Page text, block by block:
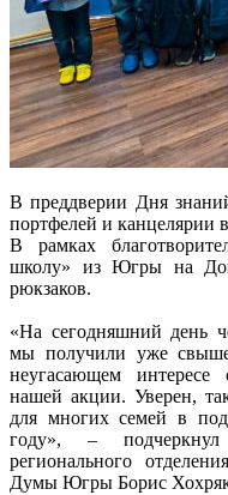
В преддверии Дня
портфелей и
В рамках
школу» из Югры на
рюкзаков.
«На сегодняшний день
мы получили уже
неугасающем интересе
нашей акции. Уверен,
для многих семей в
году», – подчеркнул
регионального
Думы Югры Борис